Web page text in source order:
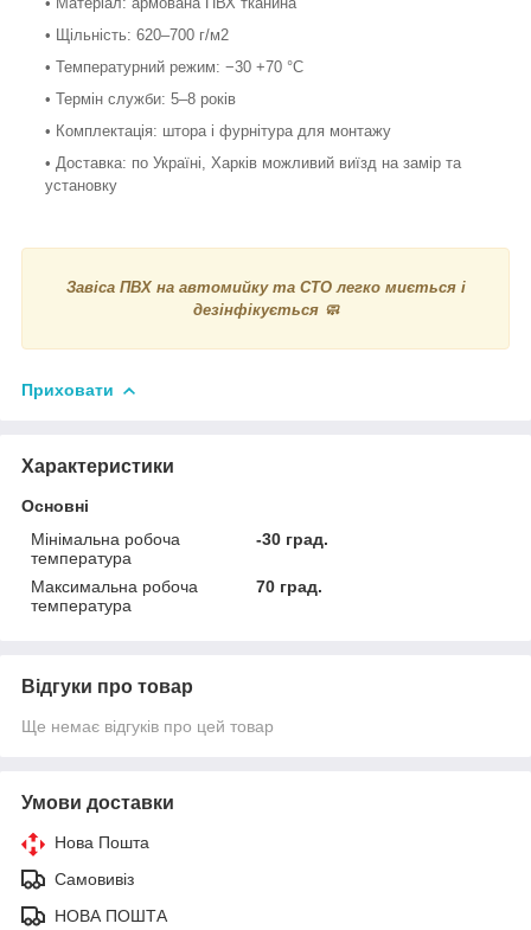
• Щільність: 620–700 г/м2
• Температурний режим: −30 +70 °C
• Термін служби: 5–8 років
• Комплектація: штора і фурнітура для монтажу
• Доставка: по Україні, Харків можливий виїзд на замір та
установку
Завіса ПВХ на автомийку та СТО легко миється і
дезінфікується 🧼
Приховати
Характеристики
Основні
Мінімальна робоча
температура
-30 град.
Максимальна робоча
температура
70 град.
Відгуки про товар
Ще немає відгуків про цей товар
Умови доставки
Нова Пошта
Самовивіз
НОВА ПОШТА